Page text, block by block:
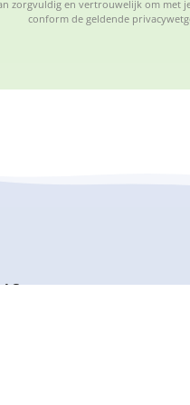
zorgvuldig en vertrouwelijk om met
conform de geldende
BSO